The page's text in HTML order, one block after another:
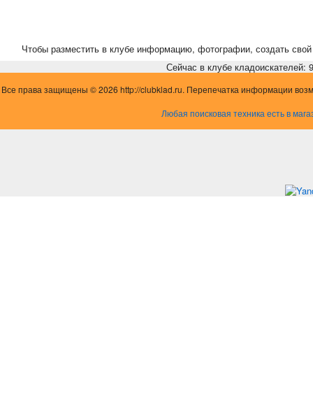
Чтобы разместить в клубе информацию, фотографии, создать свой
Сейчас в клубе кладоискателей:
Все права защищены © 2026 http://clubklad.ru. Перепечатка информации
Любая поисковая техника есть в